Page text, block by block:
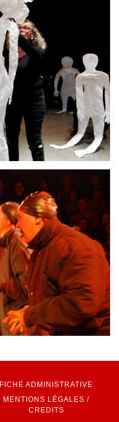
FICHE ADMINISTRATIVE
MENTIONS LÉGALES /
CREDITS